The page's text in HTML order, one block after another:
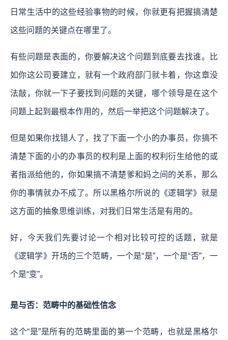
日常生活中的这些经验事物的时候，你就更有把握搞清楚
这些问题的关键点在哪里了。
有些问题是表面的，你要解决这个问题到底要去找谁。比
如你这公司要建立，就有一个政府部门就卡着，你这章没
法敲，你就一下子要找到问题的关键，哪个领导是在这个
问题上起到最根本作用的，然后一举把这个问题解决了。
但是如果你找错人了，找了下面一个小的办事员，你搞不
清楚下面的小的办事员的权利是上面的权利衍生给他的或
者指派给他的，你如果搞不清楚爹和妈之间的关系，那么
你的事情就办不成了。所以黑格尔所说的《逻辑学》就是
这方面的抽象思维训练，对我们日常生活是有用的。
好，今天我们先要讨论一个相对比较可控的话题，就是
《逻辑学》开场的三个范畴，一个是“是”，一个是“否”，一
个是“变”。
是与否：范畴中的基础性信念
这个“是”是所有的范畴里面的第一个范畴，也就是黑格尔